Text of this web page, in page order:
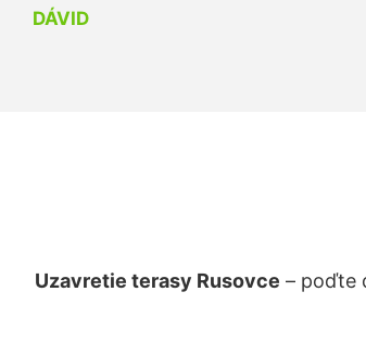
DÁVID
Uzavretie terasy Rusovce – poďte